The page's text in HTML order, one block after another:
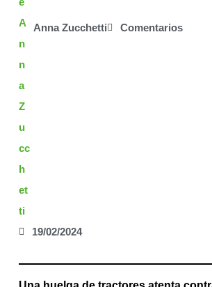
Anna Zucchetti Comentarios
19/02/2024